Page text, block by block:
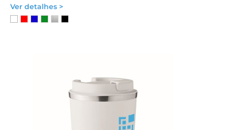
Ver detalhes >